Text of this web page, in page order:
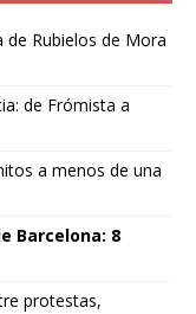
Rubielos de Mora
de Frómista a
a menos de una
Barcelona: 8
protestas,